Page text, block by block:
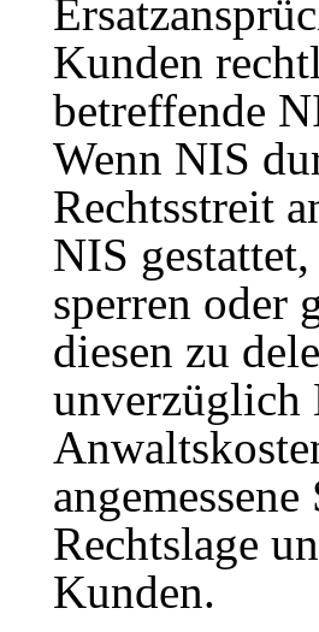
Kunden
betreffende
Wenn NIS
Rechtsstreit
NIS
sperren oder
diesen zu
unverzüglich
Rechtslage
Kunden.